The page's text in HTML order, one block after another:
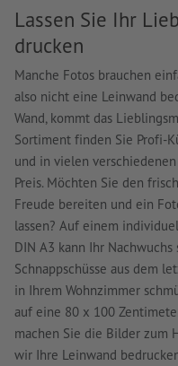
Lassen Sie Ihr
drucken
Manche Fotos brauchen
also nicht eine Leinwand
Wand, kommt das
Sortiment finden Sie Profi-
und in vielen
Preis. Möchten Sie den
Freude bereiten und ein
lassen? Auf einem
DIN A3 kann Ihr
Schnappschüsse aus dem
in Ihrem Wohnzimmer
auf eine 80 x 100
machen Sie die Bilder zum
wir Ihre Leinwand